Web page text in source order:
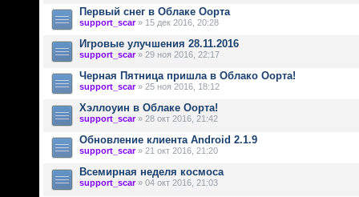
Первый снег в Облаке Оорта
support_scar» 15 дек 2016, 20:28
Игровые улучшения 28.11.2016
support_scar» 29 ноя 2016, 22:17
Черная Пятница пришла в Облако Оорта!
support_scar» 25 ноя 2016, 18:12
Хэллоуин в Облаке Оорта!
support_scar» 28 окт 2016, 21:42
Обновление клиента Android 2.1.9
support_scar» 21 окт 2016, 21:20
Всемирная неделя космоса
support_scar» 04 окт 2016, 21:03